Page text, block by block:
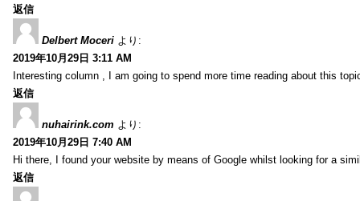
返信
Delbert Moceri より:
2019年10月29日 3:11 AM
Interesting column , I am going to spend more time reading about this
返信
nuhairink.com より:
2019年10月29日 7:40 AM
Hi there, I found your website by means of Google whilst looking for a
返信